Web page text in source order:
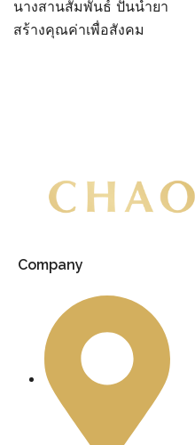
นางสานสัมพันธ์ ปันน้ำยา
สร้างคุณค่าเพื่อสังคม
Company